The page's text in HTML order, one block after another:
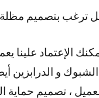
ترغب بتصميم مظلة
الإعتماد علينا
الشبوك و الدرابزين
، تصميم حماية